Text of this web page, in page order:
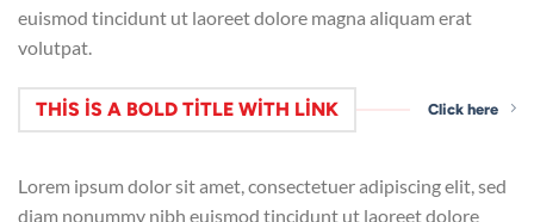
euismod tincidunt ut laoreet dolore magna aliquam erat
volutpat.
THIS IS A BOLD TITLE WITH LINK Click here
Lorem ipsum dolor sit amet, consectetuer adipiscing elit, sed
diam nonummy nibh euismod tincidunt ut laoreet dolore